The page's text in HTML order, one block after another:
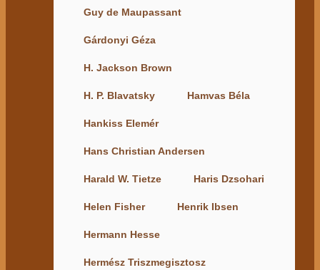
Guy de Maupassant
Gárdonyi Géza
H. Jackson Brown
H. P. Blavatsky Hamvas Béla
Hankiss Elemér
Hans Christian Andersen
Harald W. Tietze Haris Dzsohari
Helen Fisher Henrik Ibsen
Hermann Hesse
Hermész Triszmegisztosz